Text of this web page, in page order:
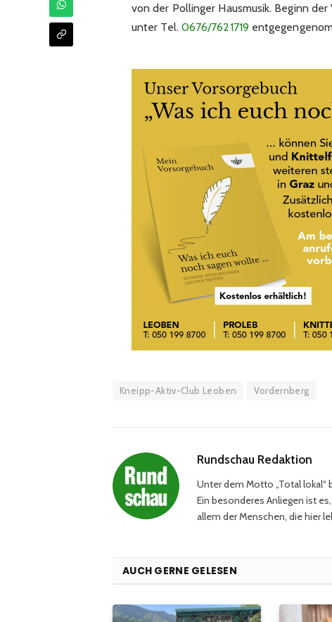
von der Pollinger Hausmusik. Beginn
unter Tel. 0676/7621719
Kneipp-Aktiv-Club Leoben Vordernberg
Rundschau Redaktion
Unter dem Motto „Total lokal“
Ein besonderes Anliegen ist
allem der Menschen, die hier
AUCH GERNE GELESEN